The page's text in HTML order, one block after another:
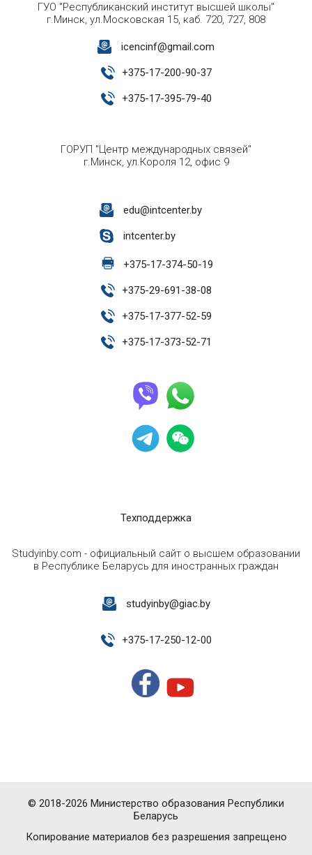
ГУО "Республиканский институт высшей школы"
г.Минск, ул.Московская 15, каб. 720, 727, 808
icencinf@gmail.com
+375-17-200-90-37
+375-17-395-79-40
ГОРУП "Центр международных связей"
г.Минск, ул.Короля 12, офис 9
edu@intcenter.by
intcenter.by
+375-17-374-50-19
+375-29-691-38-08
+375-17-377-52-59
+375-17-373-52-71
Техподдержка
Studyinby.com - официальный сайт о высшем образовании
в Республике Беларусь для иностранных граждан
studyinby@giac.by
+375-17-250-12-00
Копирование материалов без разрешения запрещено
© 2018-2026 Министерство образования Республики
Беларусь